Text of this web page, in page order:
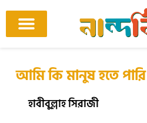
content
আমি কি মানুষ হতে পারি
হাবীবুল্লাহ সিরাজী